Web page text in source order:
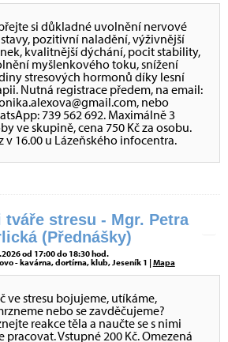
si důkladné uvolnění nervové
pozitivní naladění, výživnější
kvalitnější dýchání, pocit stability,
myšlenkového toku, snížení
stresových hormonů díky lesní
Nutná registrace předem, na email:
nebo
739 562 692. Maximálně 3
ve skupině, cena 750 Kč za osobu.
v 16.00 u Lázeňského infocentra.
tváře stresu - Mgr. Petra
(Přednášky)
od 17:00 do 18:30 hod.
- kavárna, dortírna, klub, Jeseník 1 |Mapa
ve stresu bojujeme, utíkáme,
nebo se zavděčujeme?
reakce těla a naučte se s nimi
pracovat. Vstupné 200 Kč. Omezená